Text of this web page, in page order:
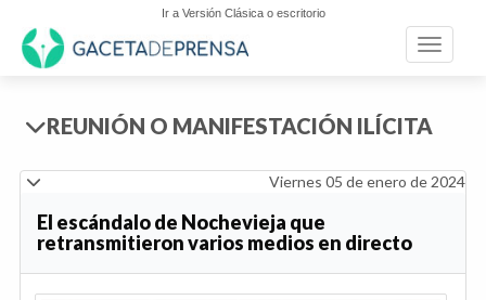
Ir a Versión Clásica o escritorio
Toggle
REUNIÓN O MANIFESTACIÓN ILÍCITA
Viernes 05 de enero de 2024
El escándalo de Nochevieja que
retransmitieron varios medios en directo